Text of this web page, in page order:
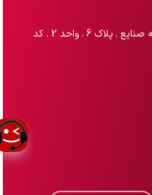
لرستان . خرم آباد . میدان شقایق . کوچه صنایع . پلاک 6 . واحد 2 . کد